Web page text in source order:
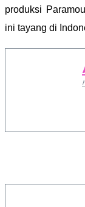
produksi
ini tayang di